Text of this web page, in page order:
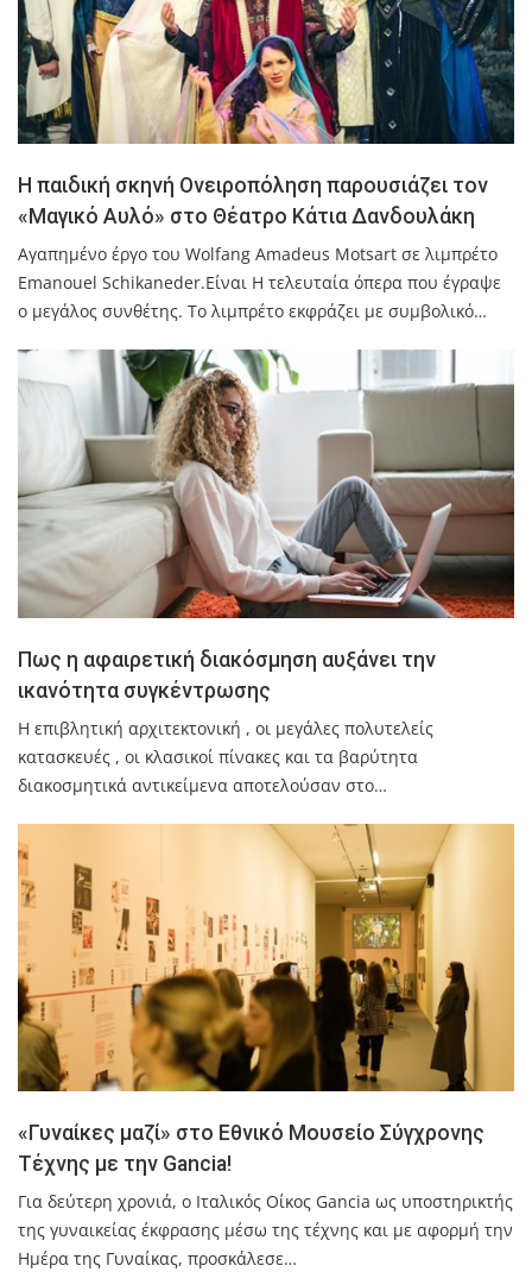
Η παιδική σκηνή Ονειροπόληση παρουσιάζει τον
«Μαγικό Αυλό» στο Θέατρο Κάτια Δανδουλάκη
Αγαπημένο έργο του Wolfang Amadeus Motsart σε λιμπρέτο
Emanouel Schikaneder.Είναι Η τελευταία όπερα που έγραψε
ο μεγάλος συνθέτης. Το λιμπρέτο εκφράζει με συμβολικό…
Πως η αφαιρετική διακόσμηση αυξάνει την
ικανότητα συγκέντρωσης
Η επιβλητική αρχιτεκτονική , οι μεγάλες πολυτελείς
κατασκευές , οι κλασικοί πίνακες και τα βαρύτητα
διακοσμητικά αντικείμενα αποτελούσαν στο…
«Γυναίκες μαζί» στο Εθνικό Μουσείο Σύγχρονης
Τέχνης με την Gancia!
Για δεύτερη χρονιά, ο Ιταλικός Οίκος Gancia ως υποστηρικτής
της γυναικείας έκφρασης μέσω της τέχνης και με αφορμή την
Ημέρα της Γυναίκας, προσκάλεσε…